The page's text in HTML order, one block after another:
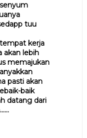
tuu
kerja
akan lebih
memajukan
pasti akan
baik
datang dari